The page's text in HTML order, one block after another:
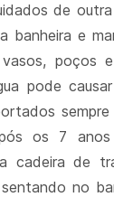
de
banheira e
poços
pode
os 7
cadeira de
no